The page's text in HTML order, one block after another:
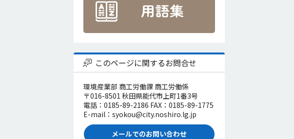
このページに関するお問合せ
環境産業部 商工労働課 商工労働係
〒016-8501 秋田県能代市上町1番3号
電話：0185-89-2186 FAX：0185-89-1775
E-mail：syokou@city.noshiro.lg.jp
メールでのお問い合わせ